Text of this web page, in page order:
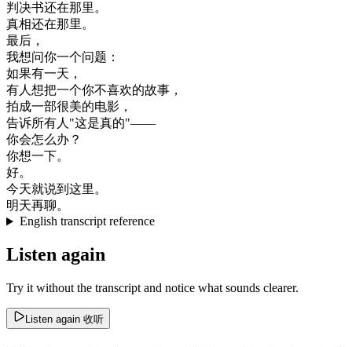
判决书还在那里。
真相还在那里。
最后 ，
我想问你一个问题 ：
如果有一天 ，
有人想把一个你不喜欢的故事 ，
拍成一部很美的电影 ，
告诉所有人"这是真的"——
你会怎么办 ？
你想一下。
好。
今天就说到 这里。
明天再聊。
English transcript reference
Listen again
Try it without the transcript and notice what sounds clearer.
Listen again 收听